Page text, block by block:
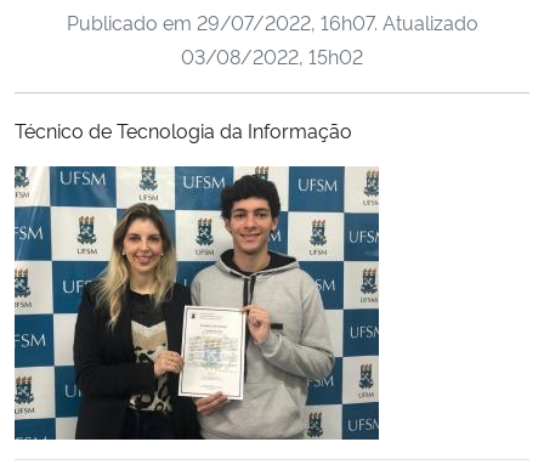
Ministério da Cidadania
Ministério de Minas e Energia
Ministério da Ciência, Tecnologia, Inovações e Comunicações
Ministério do Meio Ambiente
Ministério do Turismo
Ministério do Desenvolvimento Regional
Publicado em 29/07/2022, 16h07. Atualizado
03/08/2022, 15h02
Técnico de Tecnologia da Informação